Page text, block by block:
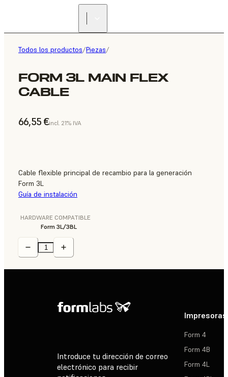
Todos los productos/Piezas/
FORM 3L MAIN FLEX
CABLE
66,55 €incl. 21% IVA
Cable flexible principal de recambio para la generación
Form 3L
Guía de instalación
HARDWARE COMPATIBLE
Form 3L/3BL
Introduce tu dirección de correo
electrónico para recibir
Impresoras
Form 4
Form 4B
Form 4L